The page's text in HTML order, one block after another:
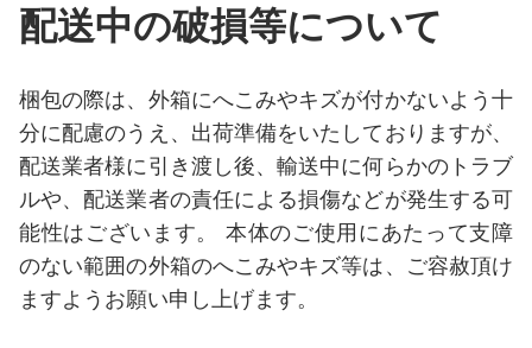
配送中の破損等について
梱包の際は、外箱にへこみやキズが付かないよう十
分に配慮のうえ、出荷準備をいたしておりますが、
配送業者様に引き渡し後、輸送中に何らかのトラブ
ルや、配送業者の責任による損傷などが発生する可
能性はございます。 本体のご使用にあたって支障
のない範囲の外箱のへこみやキズ等は、ご容赦頂け
ますようお願い申し上げます。